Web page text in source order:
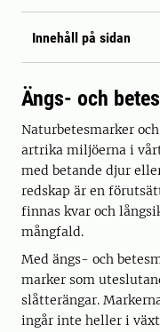
Innehåll på sidan
Ängs- och
Naturbetesmarker
artrika miljöerna i
med betande djur
redskap är en
finnas kvar och
mångfald.
Med ängs- och
marker som
slåtterängar.
ingår inte heller i